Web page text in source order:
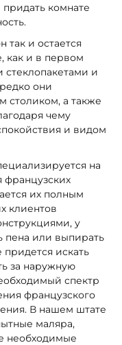
комнате
так и остается
как и в первом
стеклопакетами и
они
столиком, а также
чему
и видом
на
французских
их полным
клиентов
у
пена или выпирать
искать
за наружную
спектр
французского
В нашем штате
маляра,
необходимые